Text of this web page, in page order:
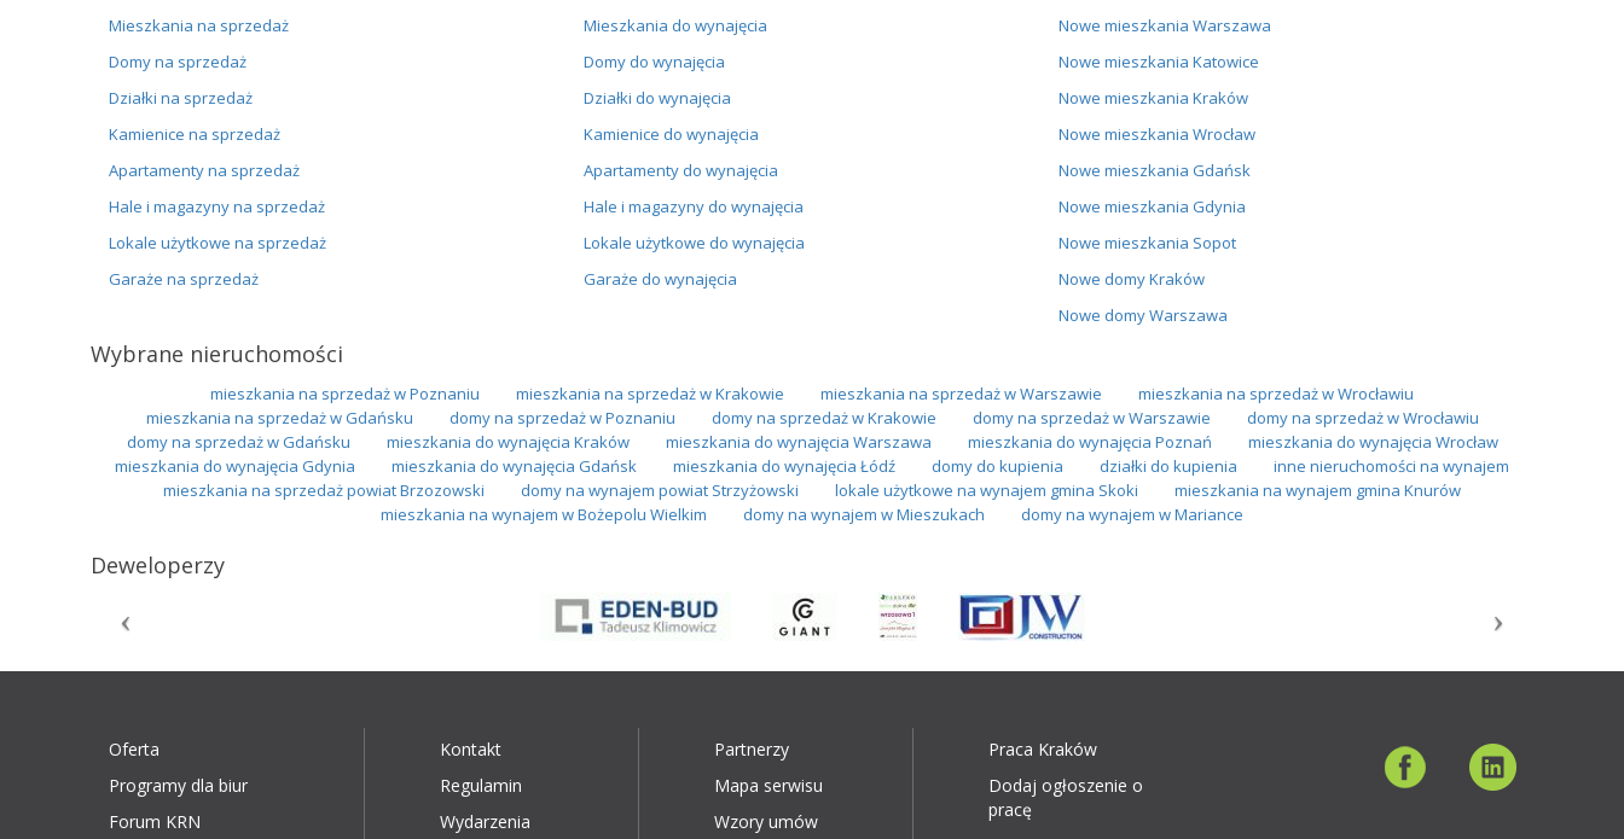
Mieszkania na sprzedaż
Domy na sprzedaż
Działki na sprzedaż
Kamienice na sprzedaż
Apartamenty na sprzedaż
Hale i magazyny na sprzedaż
Lokale użytkowe na sprzedaż
Garaże na sprzedaż
Mieszkania do wynajęcia
Domy do wynajęcia
Działki do wynajęcia
Kamienice do wynajęcia
Apartamenty do wynajęcia
Hale i magazyny do wynajęcia
Lokale użytkowe do wynajęcia
Garaże do wynajęcia
Nowe mieszkania Warszawa
Nowe mieszkania Katowice
Nowe mieszkania Kraków
Nowe mieszkania Wrocław
Nowe mieszkania Gdańsk
Nowe mieszkania Gdynia
Nowe mieszkania Sopot
Nowe domy Kraków
Nowe domy Warszawa
Wybrane nieruchomości
mieszkania na sprzedaż w Poznaniu mieszkania na sprzedaż w Krakowie mieszkania na sprzedaż w Warszawie
mieszkania na sprzedaż w Wrocławiu
mieszkania na sprzedaż w Gdańsku
domy na sprzedaż w Poznaniu domy na sprzedaż w Krakowie domy na sprzedaż w Warszawie
domy na sprzedaż w Wrocławiu
domy na sprzedaż w Gdańsku
mieszkania do wynajęcia Kraków mieszkania do wynajęcia Warszawa mieszkania do wynajęcia Poznań
mieszkania do wynajęcia Wrocław
mieszkania do wynajęcia Gdynia
mieszkania do wynajęcia Gdańsk mieszkania do wynajęcia Łódź domy do kupienia działki do kupienia
inne nieruchomości na wynajem
mieszkania na sprzedaż powiat Brzozowski
domy na wynajem powiat Strzyżowski lokale użytkowe na wynajem gmina Skoki
mieszkania na wynajem gmina Knurów
mieszkania na wynajem w Bożepolu Wielkim
domy na wynajem w Mieszukach domy na wynajem w Mariance
Deweloperzy
Oferta
Programy dla biur
Forum KRN
Kontakt
Regulamin
Wydarzenia
Partnerzy
Mapa serwisu
Wzory umów
Praca Kraków
Dodaj ogłoszenie o
pracę